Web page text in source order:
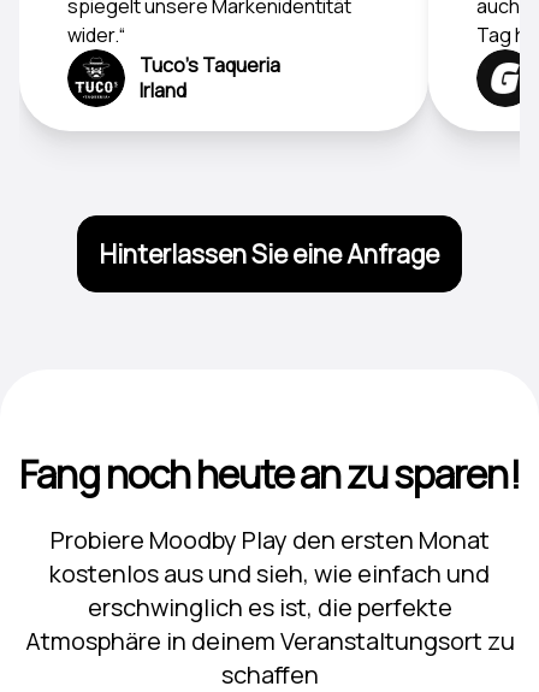
spiegelt unsere Markenidentität
wider.“
Tuco's Taqueria
Irland
auch
Tag
Hinterlassen Sie eine Anfrage
Fang noch heute an zu sparen!
Probiere Moodby Play den ersten Monat
kostenlos aus und sieh, wie einfach und
erschwinglich es ist, die perfekte
Atmosphäre in deinem Veranstaltungsort zu
schaffen